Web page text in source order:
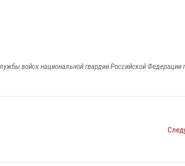
войск национальной гвардии Российской Федерации